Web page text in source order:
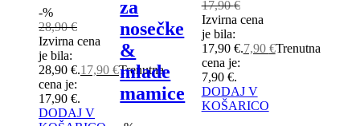
-%
28,90€
Izvirna cena
je bila:
28,90 €.17,90 €Trenutna
cena je:
17,90 €.
DODAJ V
za
nosečke
&
mlade
mamice
17,90€
Izvirna cena
je bila:
17,90 €.7,90 €Trenutna
cena je:
7,90 €.
DODAJ V
KOŠARICO